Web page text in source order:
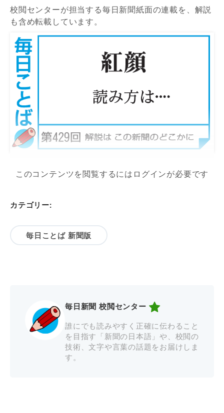
校閲センターが担当する毎日新聞紙面の連載を、解説
も含め転載しています。
このコンテンツを閲覧するにはログインが必要です
カテゴリー:
毎日ことば 新聞版
毎日新聞 校閲センター
誰にでも読みやすく正確に伝わること
を目指す「新聞の日本語」や、校閲の
技術、文字や言葉の話題をお届けしま
す。